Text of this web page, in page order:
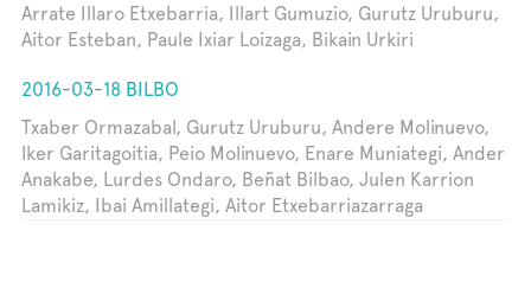
Arrate Illaro Etxebarria, Illart Gumuzio, Gurutz Uruburu,
Aitor Esteban, Paule Ixiar Loizaga, Bikain Urkiri
2016-03-18 BILBO
Txaber Ormazabal, Gurutz Uruburu, Andere Molinuevo,
Iker Garitagoitia, Peio Molinuevo, Enare Muniategi, Ander
Anakabe, Lurdes Ondaro, Beñat Bilbao, Julen Karrion
Lamikiz, Ibai Amillategi, Aitor Etxebarriazarraga